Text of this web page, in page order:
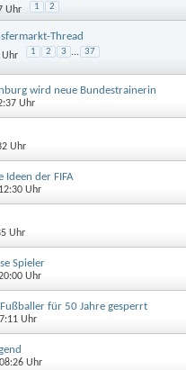
Uhr 1 2
Thread
Uhr 1 2 3 ... 37
wird neue Bundestrainerin
Uhr
Uhr
Ideen der FIFA
Uhr
Uhr
Spieler
Uhr
für 50 Jahre gesperrt
Uhr
Uhr